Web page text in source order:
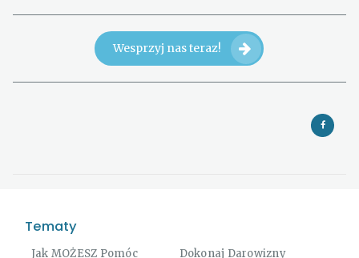
Wesprzyj nas teraz!
Tematy
Jak MOŻESZ Pomóc
Dokonaj Darowizny